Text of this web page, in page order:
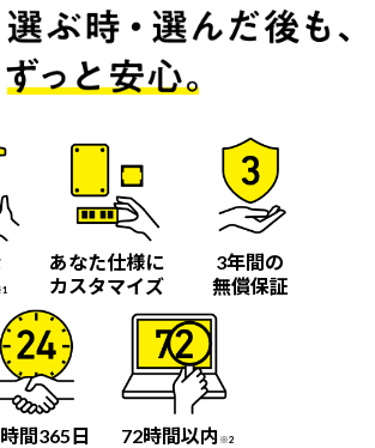
あなた仕様に
カスタマイズ
3年間の
無償保証
間365日
72時間以内 ※2